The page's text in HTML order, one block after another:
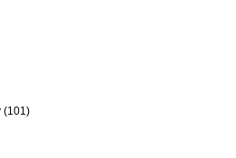
(101)